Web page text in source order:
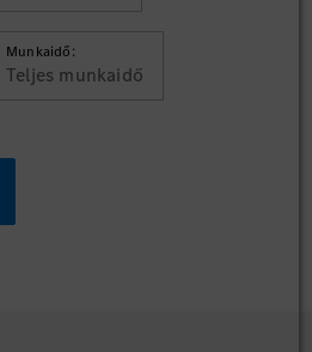
Munkaidő:
Teljes munkaidő